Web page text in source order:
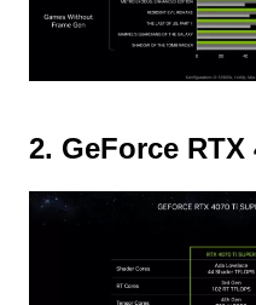
2. GeForce